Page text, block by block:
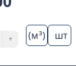
+ (м³) шт